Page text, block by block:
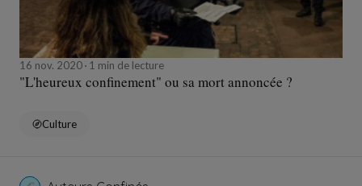
16 nov. 2020 1 min de lecture
"L'heureux confinement" ou sa mort annoncée ?
Culture